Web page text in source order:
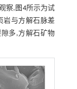
察, 图4所示为试
岩与方解石脉差
多,方解石矿物